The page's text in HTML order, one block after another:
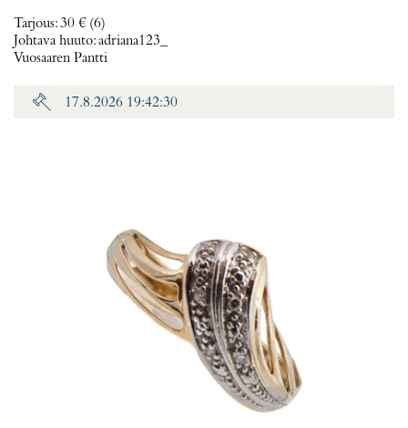
Tarjous:30 € (6)
Johtava huuto:adriana123_
Vuosaaren Pantti
17.8.2026 19:42:30